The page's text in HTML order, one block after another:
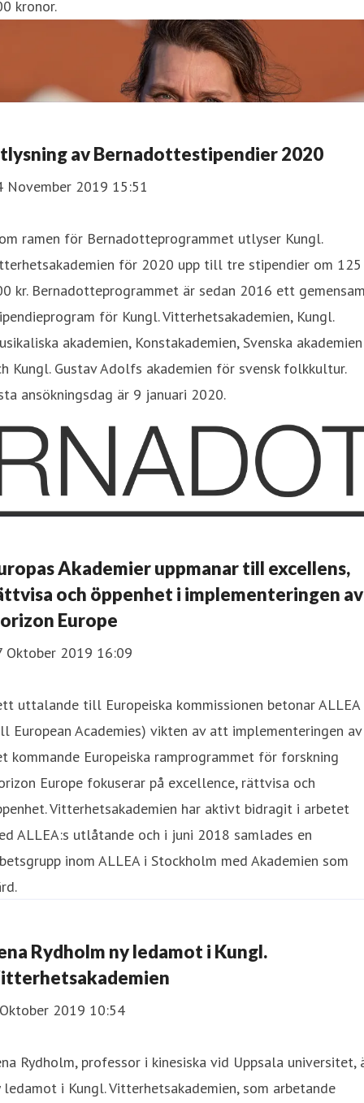
kronor.
av Bernadottestipendier 2020
November 2019 15:51
ramen för Bernadotteprogrammet utlyser Kungl.
för 2020 upp till tre stipendier om 125
kr. Bernadotteprogrammet är sedan 2016 ett
för Kungl. Vitterhetsakademien, Kungl.
akademien, Konstakademien, Svenska akademien
Kungl. Gustav Adolfs akademien för svensk folkkultur.
ansökningsdag är 9 januari 2020.
Akademier uppmanar till excellens,
och öppenhet i implementeringen av
Europe
Oktober 2019 16:09
uttalande till Europeiska kommissionen betonar ALLEA
European Academies) vikten av att implementeringen av
kommande Europeiska ramprogrammet för forskning
Europe fokuserar på excellence, rättvisa och
Vitterhetsakademien har aktivt bidragit i arbetet
ALLEA:s utlåtande och i juni 2018 samlades en
inom ALLEA i Stockholm med Akademien som
Rydholm ny ledamot i Kungl.
2019 10:54
Rydholm, professor i kinesiska vid Uppsala universitet,
ledamot i Kungl. Vitterhetsakademien, som arbetande